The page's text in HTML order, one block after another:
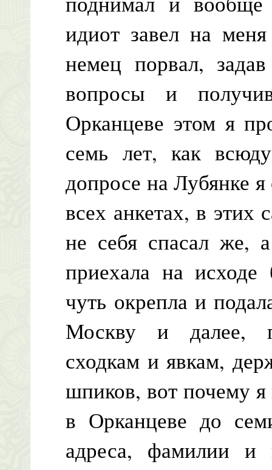
идиот завел на
немец порвал,
вопросы и
Орканцеве этом я
семь лет, как
допросе на Лубянке я
всех анкетах, в этих
не себя спасал же,
приехала на исходе
чуть окрепла и
Москву и далее,
сходкам и явкам,
шпиков, вот почему
в Орканцеве до
адреса, фамилии